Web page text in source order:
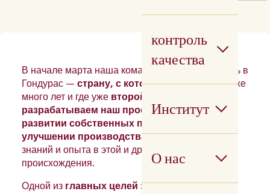
контроль
качества
Институт
О нас
В начале марта наша команда R&D отправилась в
Гондурас — страну, с которой мы знакомыуже
много лет и где уже второй год подряд мы
разрабатываем наш проект, основанный на
развитии собственных процессов и
улучшении производствана основе наших
знаний и опыта в этой и других странах
происхождения.
Одной из главных целей этой поездки было